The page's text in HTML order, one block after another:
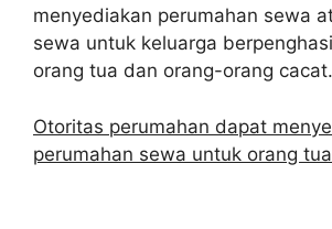
menyediakan perumahan sewa
sewa untuk keluarga
orang tua dan orang-orang cacat.
Otoritas perumahan dapat
perumahan sewa untuk orang